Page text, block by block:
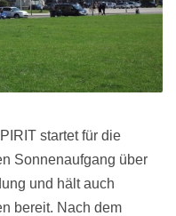
startet für die
Sonnenaufgang über
und hält auch
bereit. Nach dem